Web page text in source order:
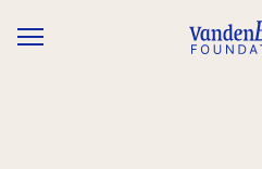
Overslaan en naar de